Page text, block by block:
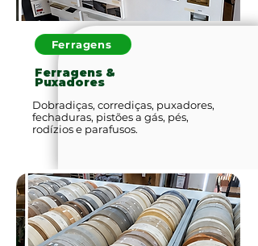
Dobradiças, corrediças, puxadores,
fechaduras, pistões a gás, pés,
rodízios e parafusos.
Ferragens
Ferragens &
Puxadores